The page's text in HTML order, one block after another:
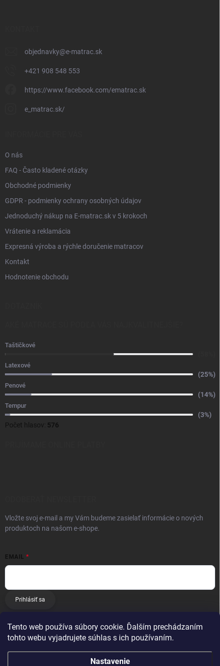
Tento web používa súbory cookie. Ďalším prechádzaním
tohto webu vyjadrujete súhlas s ich používaním.
Nastavenie
objednavky@e-matrac.sk
+421 908 548 553
https://www.facebook.com/ematrac.sk
e_matrac.sk/
O nás
FAQ - Často kladené otázky
Obchodné podmienky
GDPR - podmienky ochrany osobných údajov
Jednoduchý nákup na E-matrac.sk v 5 krokoch
Vrátenie a reklamácia
Expresná výroba a rýchle doručenie matracov
Kontakt
Hodnotenie obchodu
Taštičkové
Latexové
(25%)
Penové
(14%)
Tempur
(3%)
Počet hlasov: 576
Vložte svoj e-mail a my Vám budeme zasielať informácie o nových
produktoch na našom e-shope.
EMAIL
Prihlásiť sa